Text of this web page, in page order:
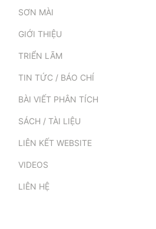
SƠN MÀI
GIỚI THIỆU
TRIỂN LÃM
TIN TỨC / BÁO CHÍ
BÀI VIẾT PHÂN TÍCH
SÁCH / TÀI LIỆU
LIÊN KẾT WEBSITE
VIDEOS
LIÊN HỆ